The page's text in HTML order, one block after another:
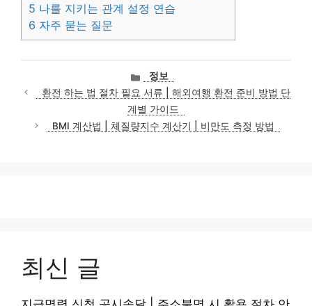
5 나를 지키는 관계 설정 연습
6 자주 묻는 질문
카
테
고
리
정보
환전 하는 법 절차 필요 서류 | 해외여행 환전 준비 방법 단
계별 가이드
BMI 계산법 | 체질량지수 계산기 | 비만도 측정 방법
최신 글